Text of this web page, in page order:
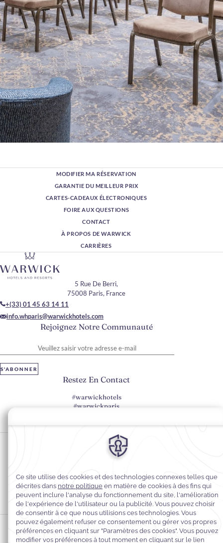
MODIFIER MA RÉSERVATION
GARANTIE DU MEILLEUR PRIX
CARTES-CADEAUX ÉLECTRONIQUES
FOIRE AUX QUESTIONS
CONTACT
À PROPOS DE WARWICK
CARRIÈRES
Rejoignez Notre Communauté
S'ABONNER
5 Rue De Berri,
75008 Paris, France
+(33) 01 45 63 14 11
info.whparis@warwickhotels.com
Restez En Contact
#warwickhotels
#warwickparis
Préférences en matière de cookies
Politique de confidentialité
Accessibilité du Web
Mentions légales
Conditions générales de vente
© 2026Warwick Hotels & Resorts, Tous droits réservés